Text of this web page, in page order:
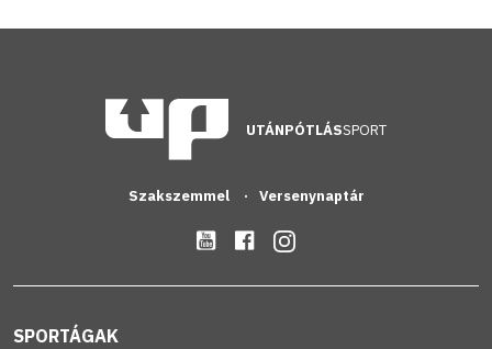
UTÁNPÓTLÁSSPORT
Szakszemmel Versenynaptár
SPORTÁGAK